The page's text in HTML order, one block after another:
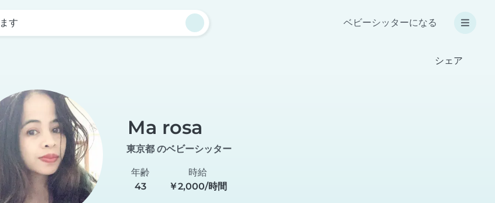
す ベビーシッターになる
シェア
Ma rosa
東京都 のベビーシッター
年齢
43
時給
￥2,000/時間